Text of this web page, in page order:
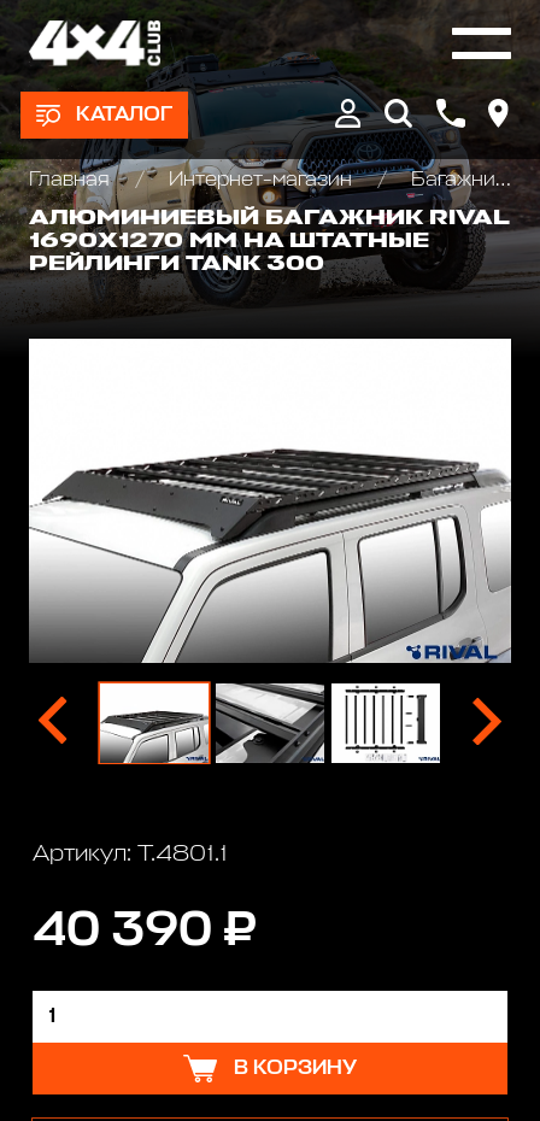
КАТАЛОГ
Главная Интернет-магазин
Багажники экспедиционные, автобоксы
АЛЮМИНИЕВЫЙ БАГАЖНИК RIVAL
1690Х1270 MM НА ШТАТНЫЕ
РЕЙЛИНГИ TANK 300
Артикул: T.4801.1
40 390 ₽
В КОРЗИНУ